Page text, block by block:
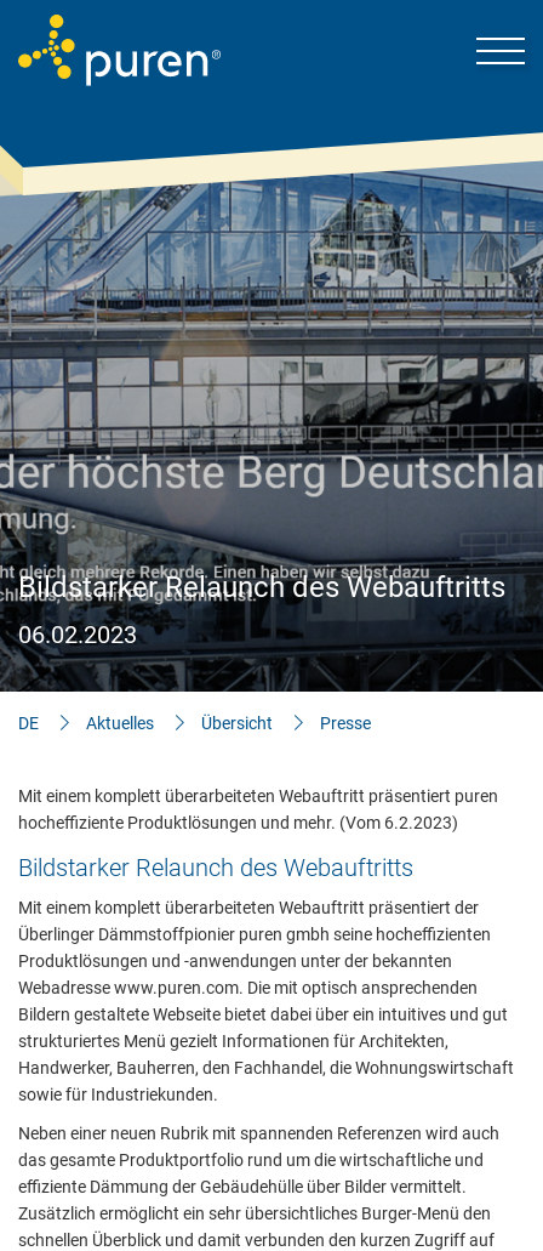
Darum puren
Kontakt
Produkte & Lösungen
Mein Bereich
Aktuelles
Bauherren-Wissen
Downloads
Bildstarker Relaunch des Webauftritts
06.02.2023
DE Aktuelles Übersicht Presse
Mit einem komplett überarbeiteten Webauftritt präsentiert puren
hocheffiziente Produktlösungen und mehr. (Vom 6.2.2023)
Bildstarker Relaunch des Webauftritts
Mit einem komplett überarbeiteten Webauftritt präsentiert der
Überlinger Dämmstoffpionier puren gmbh seine hocheffizienten
Produktlösungen und -anwendungen unter der bekannten
Webadresse www.puren.com. Die mit optisch ansprechenden
Bildern gestaltete Webseite bietet dabei über ein intuitives und gut
strukturiertes Menü gezielt Informationen für Architekten,
Handwerker, Bauherren, den Fachhandel, die Wohnungswirtschaft
sowie für Industriekunden.
Neben einer neuen Rubrik mit spannenden Referenzen wird auch
das gesamte Produktportfolio rund um die wirtschaftliche und
effiziente Dämmung der Gebäudehülle über Bilder vermittelt.
Zusätzlich ermöglicht ein sehr übersichtliches Burger-Menü den
schnellen Überblick und damit verbunden den kurzen Zugriff auf